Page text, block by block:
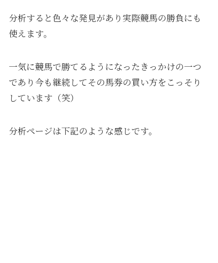
分析すると色々な発見があり実際競馬の勝負にも
使えます。
一気に競馬で勝てるようになったきっかけの一つ
であり今も継続してその馬券の買い方をこっそり
しています（笑）
分析ページは下記のような感じです。